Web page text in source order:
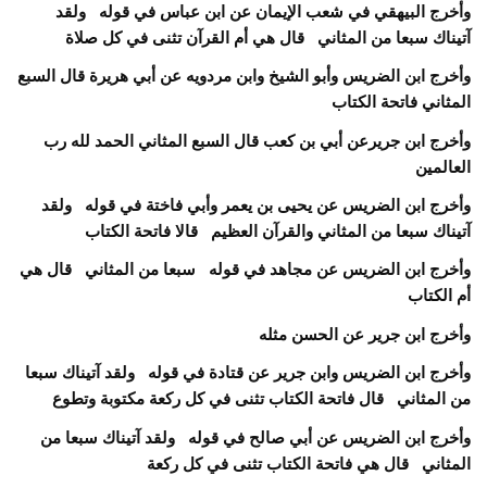
وأخرج البيهقي في شعب الإيمان عن ابن عباس في قوله ولقد
آتيناك سبعا من المثاني قال هي أم القرآن تثنى في كل صلاة
وأخرج ابن الضريس وأبو الشيخ وابن مردويه عن أبي هريرة قال السبع
المثاني فاتحة الكتاب
وأخرج ابن جريرعن أبي بن كعب قال السبع المثاني الحمد لله رب
العالمين
وأخرج ابن الضريس عن يحيى بن يعمر وأبي فاختة في قوله ولقد
آتيناك سبعا من المثاني والقرآن العظيم قالا فاتحة الكتاب
وأخرج ابن الضريس عن مجاهد في قوله سبعا من المثاني قال هي
أم الكتاب
وأخرج ابن جرير عن الحسن مثله
وأخرج ابن الضريس وابن جرير عن قتادة في قوله ولقد آتيناك سبعا
من المثاني قال فاتحة الكتاب تثنى في كل ركعة مكتوبة وتطوع
وأخرج ابن الضريس عن أبي صالح في قوله ولقد آتيناك سبعا من
المثاني قال هي فاتحة الكتاب تثنى في كل ركعة